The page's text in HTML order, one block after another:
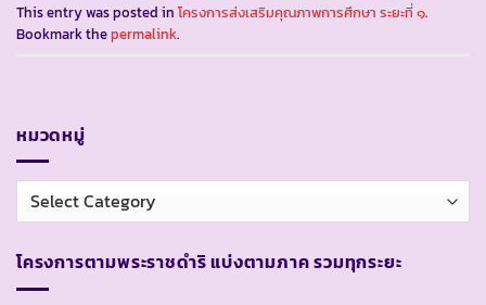
This entry was posted in โครงการส่งเสริมคุณภาพการศึกษา ระยะที่ ๑.
Bookmark thepermalink.
หมวดหมู่
หมวด
หมู่
โครงการตามพระราชดำริ แบ่งตามภาค รวมทุกระยะ